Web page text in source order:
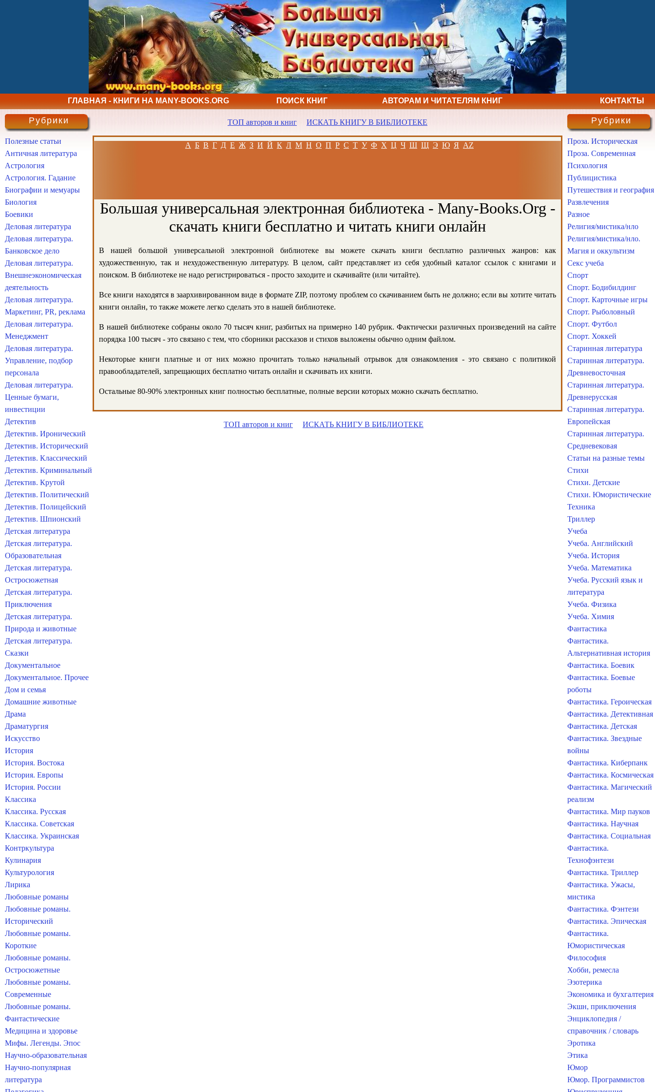
ГЛАВНАЯ - КНИГИ НА MANY-BOOKS.ORG ПОИСК КНИГ АВТОРАМ И ЧИТАТЕЛЯМ КНИГ КОНТАКТЫ
ТОП авторов и книг ИСКАТЬ КНИГУ В БИБЛИОТЕКЕ
А Б В Г Д Е Ж З И Й К Л М Н О П Р С Т У Ф Х Ц Ч Ш Щ Э Ю Я AZ
Большая универсальная электронная библиотека - Many-Books.Org -
скачать книги бесплатно и читать книги онлайн
В нашей большой универсальной электронной библиотеке вы можете скачать книги бесплатно различных жанров: как
художественную, так и нехудожественную литературу. В целом, сайт представляет из себя удобный каталог ссылок с книгами и
поиском. В библиотеке не надо регистрироваться - просто заходите и скачивайте (или читайте).
Все книги находятся в заархивированном виде в формате ZIP, поэтому проблем со скачиванием быть не должно; если вы хотите читать
книги онлайн, то также можете легко сделать это в нашей библиотеке.
В нашей библиотеке собраны около 70 тысяч книг, разбитых на примерно 140 рубрик. Фактически различных произведений на сайте
порядка 100 тысяч - это связано с тем, что сборники рассказов и стихов выложены обычно одним файлом.
Некоторые книги платные и от них можно прочитать только начальный отрывок для ознакомления - это связано с политикой
правообладателей, запрещающих бесплатно читать онлайн и скачивать их книги.
Остальные 80-90% электронных книг полностью бесплатные, полные версии которых можно скачать бесплатно.
ТОП авторов и книг ИСКАТЬ КНИГУ В БИБЛИОТЕКЕ
Рубрики
Полезные статьи
Античная литература
Астрология
Астрология. Гадание
Биографии и мемуары
Биология
Боевики
Деловая литература
Деловая литература.
Банковское дело
Деловая литература.
Внешнеэкономическая
деятельность
Деловая литература.
Маркетинг, PR, реклама
Деловая литература.
Менеджмент
Деловая литература.
Управление, подбор
персонала
Деловая литература.
Ценные бумаги,
инвестиции
Детектив
Детектив. Иронический
Детектив. Исторический
Детектив. Классический
Детектив. Криминальный
Детектив. Крутой
Детектив. Политический
Детектив. Полицейский
Детектив. Шпионский
Детская литература
Детская литература.
Образовательная
Детская литература.
Остросюжетная
Детская литература.
Приключения
Детская литература.
Природа и животные
Детская литература.
Сказки
Документальное
Документальное. Прочее
Дом и семья
Домашние животные
Драма
Драматургия
Искусство
История
История. Востока
История. Европы
История. России
Классика
Классика. Русская
Классика. Советская
Классика. Украинская
Контркультура
Кулинария
Культурология
Лирика
Любовные романы
Любовные романы.
Исторический
Любовные романы.
Короткие
Любовные романы.
Остросюжетные
Любовные романы.
Современные
Любовные романы.
Фантастические
Медицина и здоровье
Мифы. Легенды. Эпос
Научно-образовательная
Научно-популярная
литература
Рубрики
Проза. Историческая
Проза. Современная
Психология
Публицистика
Путешествия и география
Развлечения
Разное
Религия/мистика/нло
Религия/мистика/нло.
Магия и оккультизм
Секс учеба
Спорт
Спорт. Бодибилдинг
Спорт. Карточные игры
Спорт. Рыболовный
Спорт. Футбол
Спорт. Хоккей
Старинная литература
Старинная литература.
Древневосточная
Старинная литература.
Древнерусская
Старинная литература.
Европейская
Старинная литература.
Средневековая
Статьи на разные темы
Стихи
Стихи. Детские
Стихи. Юмористические
Техника
Триллер
Учеба
Учеба. Английский
Учеба. История
Учеба. Математика
Учеба. Русский язык и
литература
Учеба. Физика
Учеба. Химия
Фантастика
Фантастика.
Альтернативная история
Фантастика. Боевик
Фантастика. Боевые
роботы
Фантастика. Героическая
Фантастика. Детективная
Фантастика. Детская
Фантастика. Звездные
войны
Фантастика. Киберпанк
Фантастика. Космическая
Фантастика. Магический
реализм
Фантастика. Мир пауков
Фантастика. Научная
Фантастика. Социальная
Фантастика.
Технофэнтези
Фантастика. Триллер
Фантастика. Ужасы,
мистика
Фантастика. Фэнтези
Фантастика. Эпическая
Фантастика.
Юмористическая
Философия
Хобби, ремесла
Эзотерика
Экономика и бухгалтерия
Экшн, приключения
Энциклопедия /
справочник / словарь
Эротика
Этика
Юмор
Юмор. Программистов